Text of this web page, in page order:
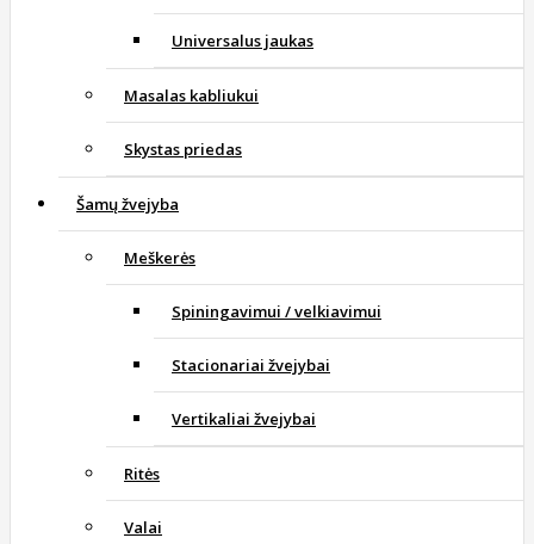
Universalus jaukas
Masalas kabliukui
Skystas priedas
Šamų žvejyba
Meškerės
Spiningavimui / velkiavimui
Stacionariai žvejybai
Vertikaliai žvejybai
Ritės
Valai